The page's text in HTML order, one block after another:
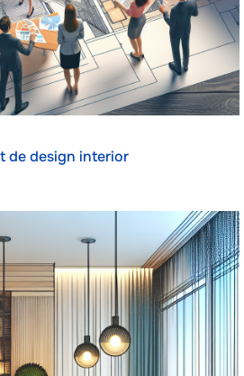
de design interior